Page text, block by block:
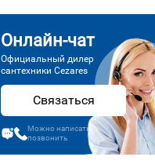
Онлайн-чат
Официальный дилер
сантехники Cezares
Связаться
Можно написать или
позвонить